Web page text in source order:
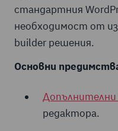
стандартния
необходимост от
builder решения.
Основни
Допълнителни
редактора.